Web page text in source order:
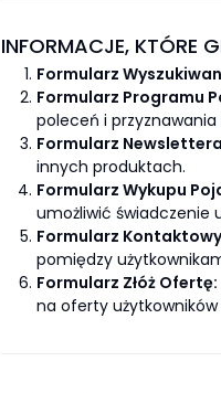
INFORMACJE, KTÓRE
Formularz
Formularz Programu
poleceń i
Formularz
innych produktach.
Formularz Wykupu
umożliwić świadczenie
Formularz
pomiędzy
Formularz Złóż Ofertę:
na oferty